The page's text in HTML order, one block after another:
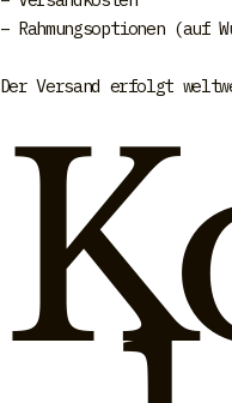
– Rahmungsoptionen (auf
Der Versand erfolgt